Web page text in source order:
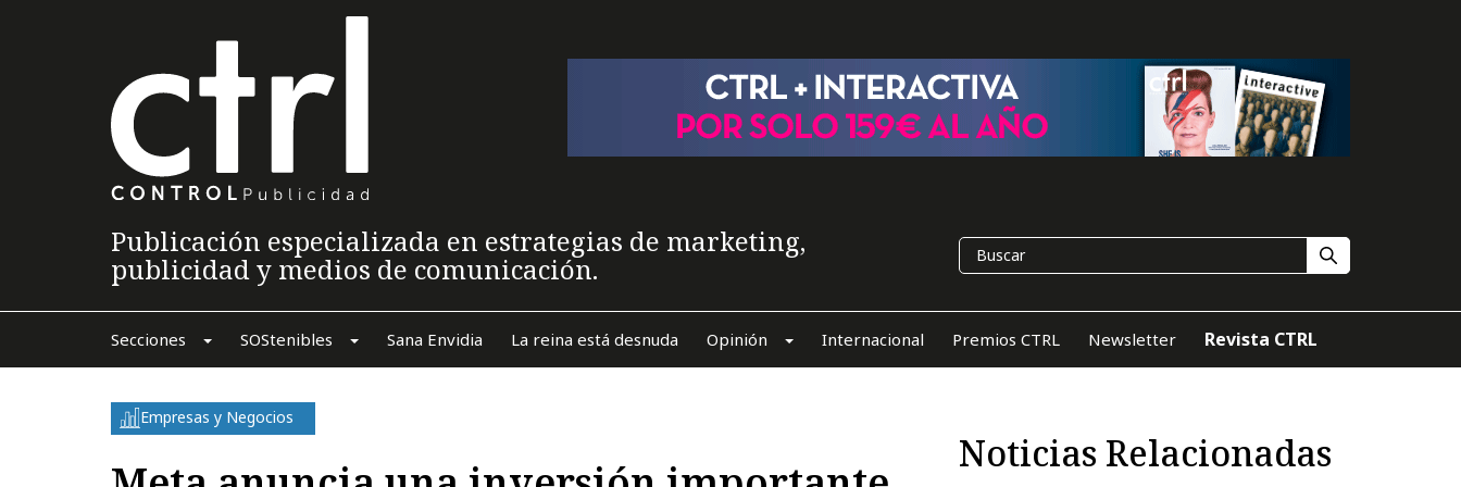
Publicación especializada en estrategias de marketing,
publicidad y medios de comunicación.
Secciones SOStenibles Sana Envidia La reina está desnuda Opinión Internacional Premios CTRL Newsletter Revista CTRL
Empresas y Negocios
Noticias Relacionadas